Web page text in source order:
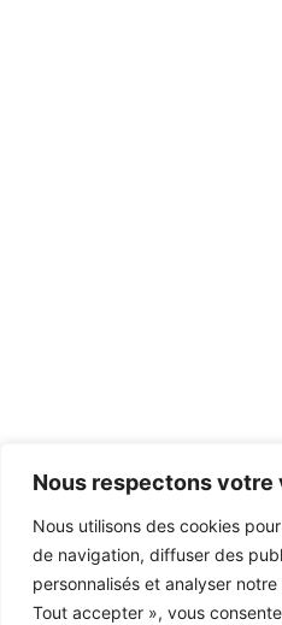
Nous respectons votre
Nous utilisons des cookies
de navigation, diffuser des
personnalisés et analyser
Tout accepter », vous